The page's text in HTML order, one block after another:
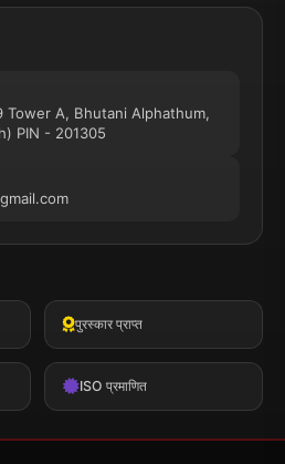
Tower A, Bhutani Alphathum,
PIN - 201305
पुरस्कार प्राप्त
ISO प्रमाणित